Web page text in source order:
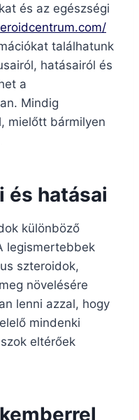
és az egészségi
találhatunk
hatásairól és
a
Mindig
mielőtt bármilyen
és hatásai
különböző
legismertebbek
szteroidok,
növelésére
lenni azzal, hogy
mindenki
eltérőek